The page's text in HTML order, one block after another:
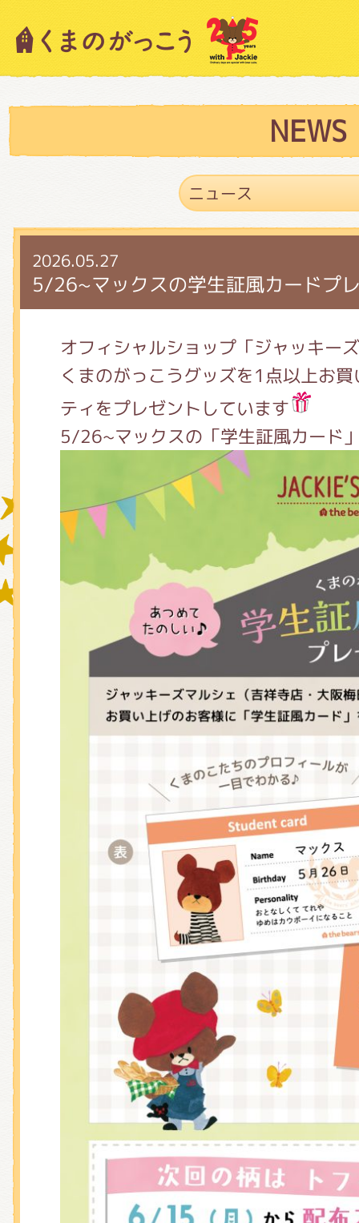
NEWS
2026.05.27
5/26~マックスの学生証風カードプ
オフィシャルショップ「ジャッキー
くまのがっこうグッズを1点以上お
ティをプレゼントしています
5/26~マックスの「学生証風カード
キャラクター紹介
スタッフブログ
絵本・作家紹介
ショップインフォメーション
グッズインフォメーション
ミュージカル・コンサート
おたのしみコンテンツ(クイズ・
チア ジャッキーズ！
くまのがっこう しょくいんしつ
くまのがっこう 家庭科部